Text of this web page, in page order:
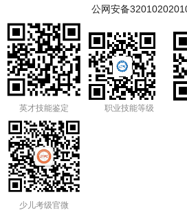
公网安备
英才技能鉴定 职业技能等级
少儿考级官微